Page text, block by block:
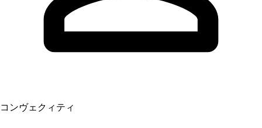
コンヴェクィティ